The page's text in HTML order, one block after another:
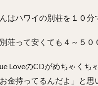
はハワイの別荘を１０分
荘って安くても４～５
LoveのCDがめちゃく
金持ってるんだよ」と思